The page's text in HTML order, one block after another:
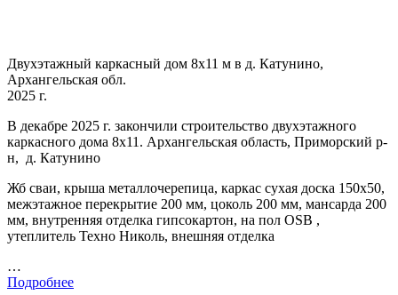
Двухэтажный каркасный дом 8х11 м в д. Катунино,
Архангельская обл.
2025 г.
В декабре 2025 г. закончили строительство двухэтажного
каркасного дома 8х11. Архангельская область, Приморский р-
н, д. Катунино
Жб сваи, крыша металлочерепица, каркас сухая доска 150х50,
межэтажное перекрытие 200 мм, цоколь 200 мм, мансарда 200
мм, внутренняя отделка гипсокартон, на пол OSB ,
утеплитель Техно Николь, внешняя отделка
…
Подробнее